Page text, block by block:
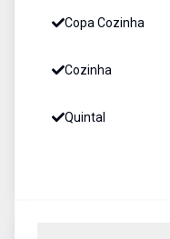
Copa Cozinha
Cozinha
Quintal